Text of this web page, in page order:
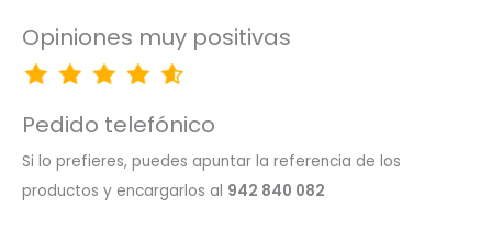
Opiniones muy positivas
Pedido telefónico
Si lo prefieres, puedes apuntar la referencia de los
productos y encargarlos al 942 840 082